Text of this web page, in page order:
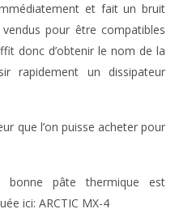
et fait un bruit
pour être compatibles
donc d’obtenir le nom de la
rapidement un dissipateur
que l’on puisse acheter pour
bonne pâte thermique est
ici: ARCTIC MX-4